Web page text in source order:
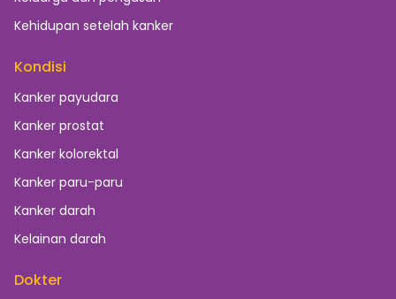
Kehidupan setelah kanker
Kondisi
Kanker payudara
Kanker prostat
Kanker kolorektal
Kanker paru-paru
Kanker darah
Kelainan darah
Dokter